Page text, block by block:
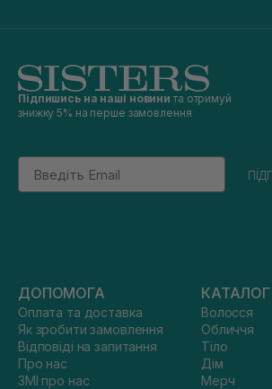
Підпишись на наші новини та отримуй
знижку 5% на перше замовлення
Email
ДОПОМОГА
Оплата та доставка
Як зробити замовлення
Відповіді на запитання
Про нас
ЗМІ про нас
КАТАЛОГ
Волосся
Обличчя
Тіло
Дім
Мерч